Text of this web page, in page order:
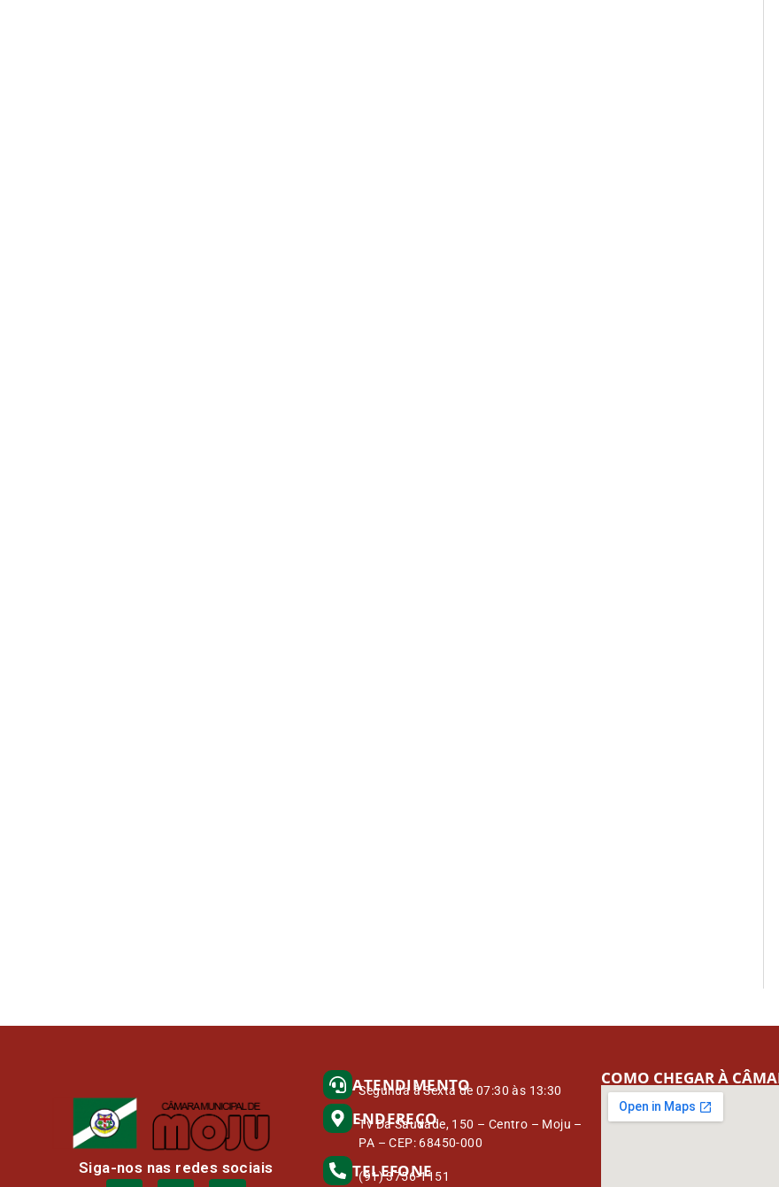
Siga-nos nas redes sociais
ATENDIMENTO
Segunda à Sexta de 07:30 às 13:30
ENDEREÇO
Tv Da Saudade, 150 – Centro – Moju –
PA – CEP: 68450-000
TELEFONE
(91) 3756-1151
COMO CHEGAR À